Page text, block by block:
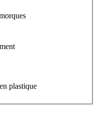
plastique